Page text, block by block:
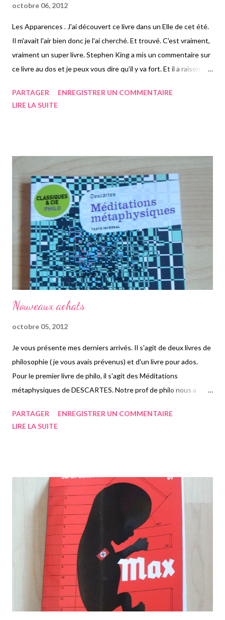
octobre 06, 2012
Les Apparences . J'ai découvert ce livre dans un Elle de cet été.
Il m'avait l'air bien donc je l'ai cherché. Et trouvé. C'est vraiment,
vraiment un super livre. Stephen King a mis un commentaire sur
ce livre au dos et je peux vous dire qu'il y va fort. Et il a raison.
d'une auteure contemporaine qui mérite la renommée. Les
s'agit donc d'un couple modèle: Amy et Nick Dunne mariés
depuis 5 ans. Lors de leur rencontre, ils sont jeunes, insouciants.
Puis ils se marient. Amy est riche. Nick moins. Nick était
journaliste. Mais ça c'était avant. Avant la crise financière.
Depuis, ils ont emménagé dans le Missouri, ét...
PARTAGER
ENREGISTRER UN COMMENTAIRE
LIRE LA SUITE
Nouveaux achats
octobre 05, 2012
Je vous présente mes derniers arrivés. Il s'agit de deux livres de
philosophie ( je vous avais prévenus) et d'un livre pour ados.
Pour le premier livre de philo, il s'agit des Méditations
métaphysiques de DESCARTES. Notre prof de philo nous a
Soit, je m'y mettrai la semaine prochaine. Descartes est l'un des
République de PLATON. C'est également un des ouvrages que
notre prof nous a conseillés. Celui-ci est bien plus épais, environ
600 pages. Il faut être motivé. Il rejoint donc ma mini biblio de
philo qui s'étoffe au fur et à mesure. Il rejoint désormais: Le
Ménon de Platon qui est comme La République, c'est à dire des
discussio...
PARTAGER
ENREGISTRER UN COMMENTAIRE
LIRE LA SUITE